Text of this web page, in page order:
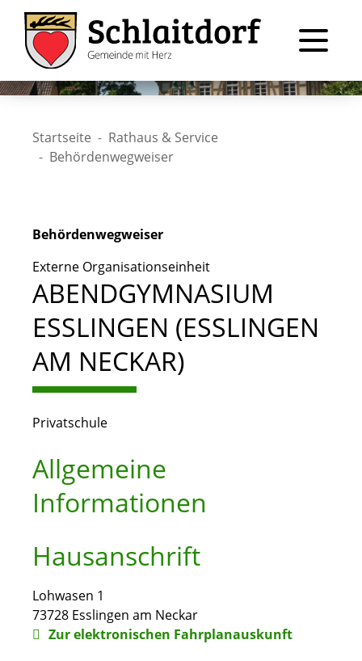
Startseite
Rathaus & Service
Behördenwegweiser
Behördenwegweiser
Externe Organisationseinheit
ABENDGYMNASIUM
ESSLINGEN (ESSLINGEN
AM NECKAR)
Privatschule
Allgemeine
Informationen
Hausanschrift
Lohwasen 1
73728 Esslingen am Neckar
Zur elektronischen Fahrplanauskunft